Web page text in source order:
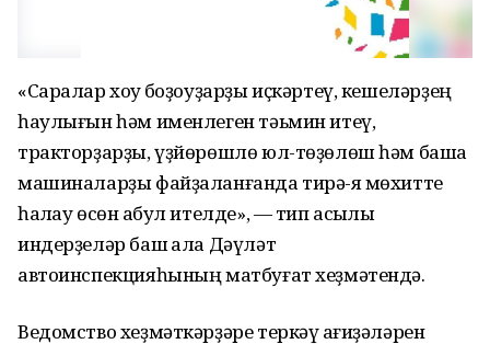
«Саралар хоҡуҡ боҙоуҙарҙы иҫкәртеү, кешеләрҙең
һаулығын һәм именлеген тәьмин итеү,
тракторҙарҙы, үҙйөрөшлө юл-төҙөлөш һәм башҡа
машиналарҙы файҙаланғанда тирә-яҡ мөхитте
һаҡлау өсөн ҡабул ителде», — тип асыҡлыҡ
индерҙеләр баш ҡала Дәүләт
автоинспекцияһының матбуғат хеҙмәтендә.
Ведомство хеҙмәткәрҙәре теркәү ҡағиҙәләрен